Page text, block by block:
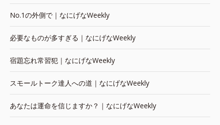
No.1の外側で｜なにげなWeekly
必要なものが多すぎる｜なにげなWeekly
宿題忘れ常習犯｜なにげなWeekly
スモールトーク達人への道｜なにげなWeekly
あなたは運命を信じますか？｜なにげなWeekly